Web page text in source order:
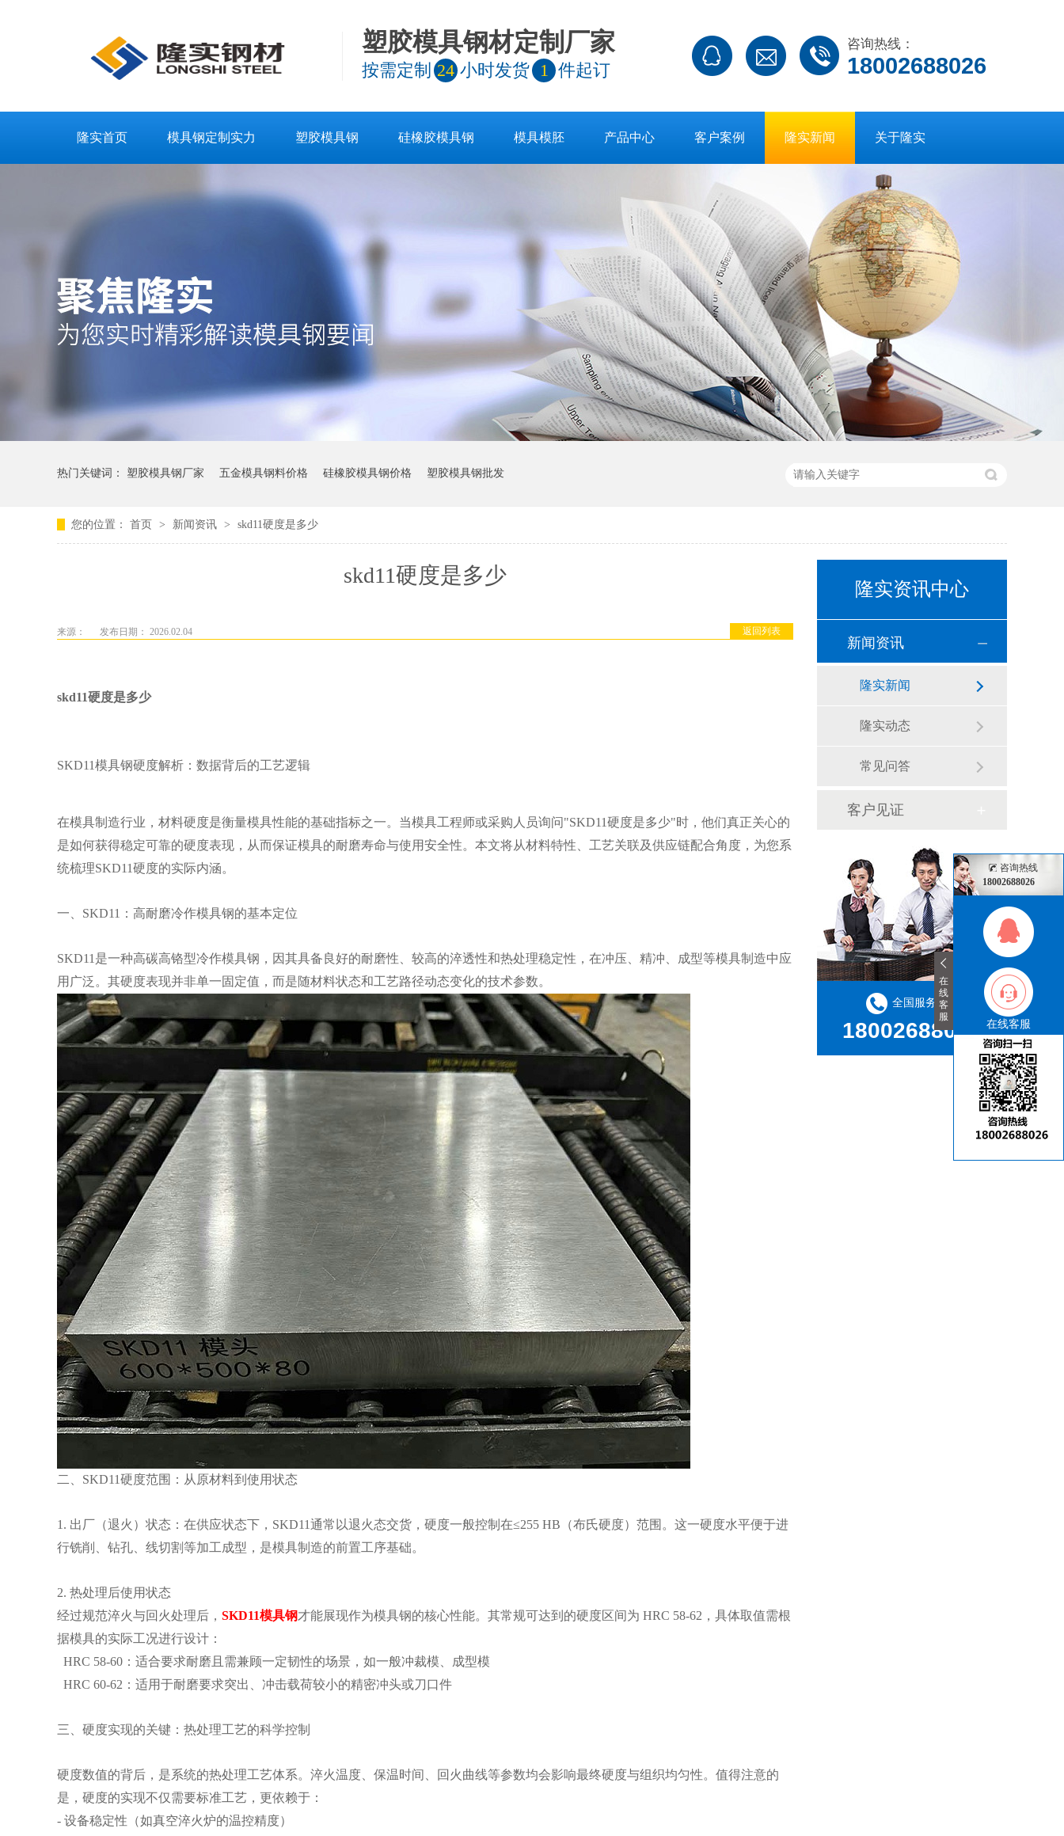
塑胶模具钢材定制厂家
按需定制 24 小时发货 1 件起订
咨询热线：
18002688026
隆实首页 模具钢定制实力 塑胶模具钢 硅橡胶模具钢 模具模胚 产品中心 客户案例 隆实新闻 关于隆实
热门关键词： 塑胶模具钢厂家 五金模具钢料价格 硅橡胶模具钢价格 塑胶模具钢批发
您的位置： 首页 > 新闻资讯 > skd11硬度是多少
skd11硬度是多少
返回列表
来源： 发布日期： 2026.02.04
skd11硬度是多少
SKD11模具钢硬度解析：数据背后的工艺逻辑
在模具制造行业，材料硬度是衡量模具性能的基础指标之一。当模具工程师或采购人员询问"SKD11硬度是多少"时，他们真正关心的
是如何获得稳定可靠的硬度表现，从而保证模具的耐磨寿命与使用安全性。本文将从材料特性、工艺关联及供应链配合角度，为您系
统梳理SKD11硬度的实际内涵。
一、SKD11：高耐磨冷作模具钢的基本定位
SKD11是一种高碳高铬型冷作模具钢，因其具备良好的耐磨性、较高的淬透性和热处理稳定性，在冲压、精冲、成型等模具制造中应
用广泛。其硬度表现并非单一固定值，而是随材料状态和工艺路径动态变化的技术参数。
二、SKD11硬度范围：从原材料到使用状态
1. 出厂（退火）状态：在供应状态下，SKD11通常以退火态交货，硬度一般控制在≤255 HB（布氏硬度）范围。这一硬度水平便于进
行铣削、钻孔、线切割等加工成型，是模具制造的前置工序基础。
2. 热处理后使用状态
经过规范淬火与回火处理后， SKD11模具钢才能展现作为模具钢的核心性能。其常规可达到的硬度区间为 HRC 58-62，具体取值需根
据模具的实际工况进行设计：
HRC 58-60：适合要求耐磨且需兼顾一定韧性的场景，如一般冲裁模、成型模
HRC 60-62：适用于耐磨要求突出、冲击载荷较小的精密冲头或刀口件
三、硬度实现的关键：热处理工艺的科学控制
硬度数值的背后，是系统的热处理工艺体系。淬火温度、保温时间、回火曲线等参数均会影响最终硬度与组织均匀性。值得注意的
是，硬度的实现不仅需要标准工艺，更依赖于：
- 设备稳定性（如真空淬火炉的温控精度）
隆实资讯中心
新闻资讯
隆实新闻
隆实动态
常见问答
客户见证
全国服务热线
18002688026
在
线
客
服
咨询热线
18002688026
在线客服